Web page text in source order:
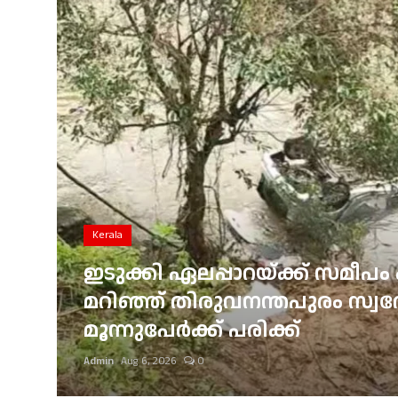
Gulf News
Loksabha Election 2024
Technology
Jobs Mall
Automotive
Shop Online
Education
Business
Kerala
ഇടുക്കി ഏലപ്പാറയ്ക്ക് സമീപം
മറിഞ്ഞ് തിരുവനന്തപുരം
മൂന്നുപേർക്ക് പരിക്ക്
Admin Aug 6, 2026 0